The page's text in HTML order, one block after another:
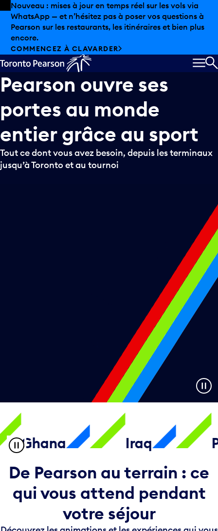
Skip to offers
Passer au contenu principal
Nouveau : mises à jour en temps réel sur les vols via
WhatsApp — et n’hésitez pas à poser vos questions à
Pearson sur les restaurants, les itinéraires et bien plus
encore.
COMMENCEZ À CLAVARDER
Pearson ouvre ses
portes au monde
entiergrâce au sport
Tout ce dont vous avez besoin, depuis les terminaux
jusqu’à Toronto et au tournoi
Iraq Panama
De Pearson au terrain : ce
qui vous attend pendant
votre séjour